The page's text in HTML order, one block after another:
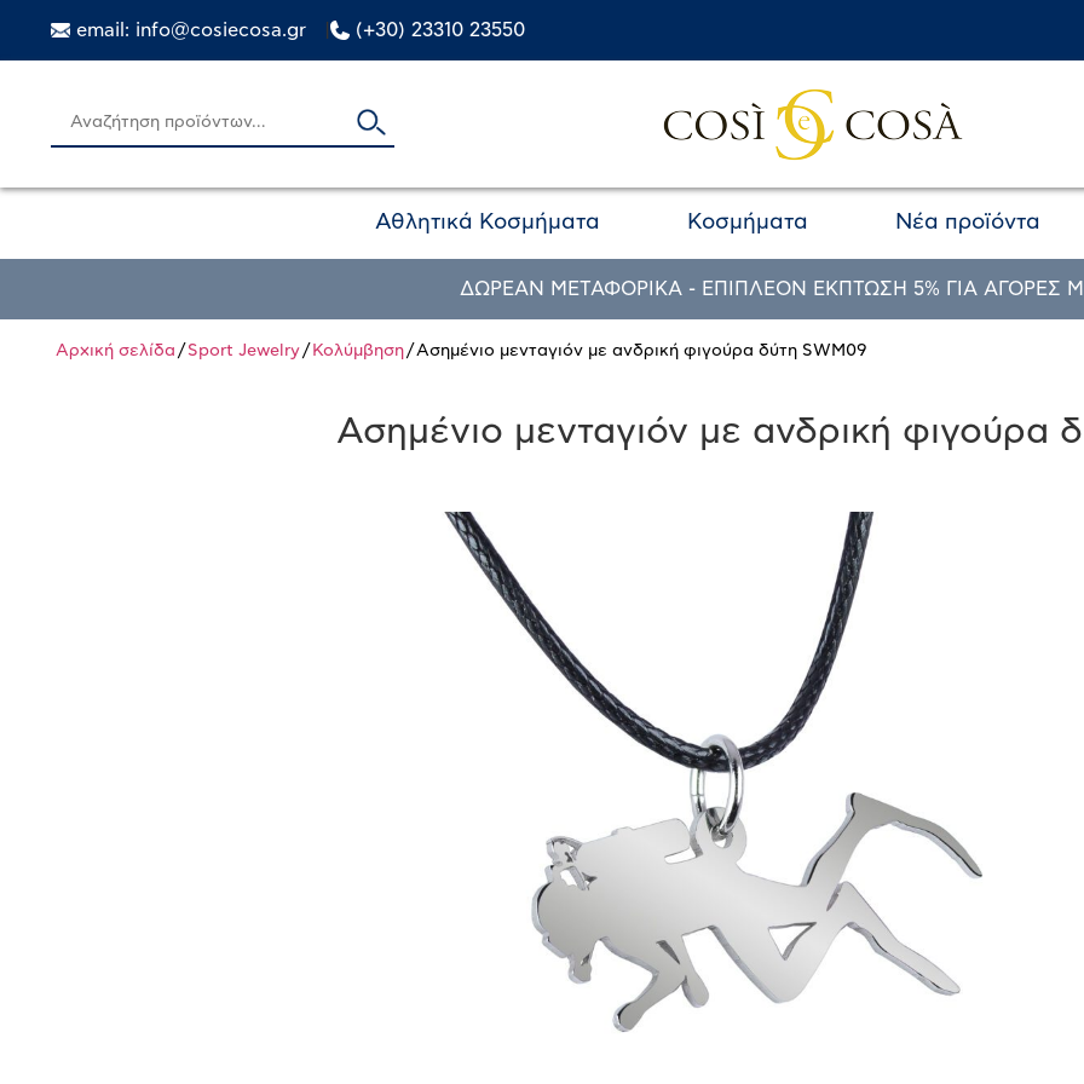
email: info@cosiecosa.gr (+30) 23310 23550
Αθλητικά Κοσμήματα Κοσμήματα Νέα προϊόντα
ΔΩΡΕΑΝ ΜΕΤΑΦΟΡΙΚΑ - ΕΠΙΠΛΕΟΝ ΕΚΠΤΩΣΗ 5% ΓΙΑ ΑΓΟΡΕΣ
Αρχική σελίδα / Sport Jewelry/ Κολύμβηση/ Ασημένιο μενταγιόν με ανδρική φιγούρα δύτη SWM09
Ασημένιο μενταγιόν με ανδρική φιγούρα